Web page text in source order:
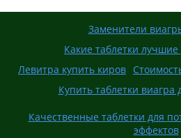
Заменители
Какие таблетки
Левитра купить киров
Купить таблетки
Качественные таблетки для
эффектов